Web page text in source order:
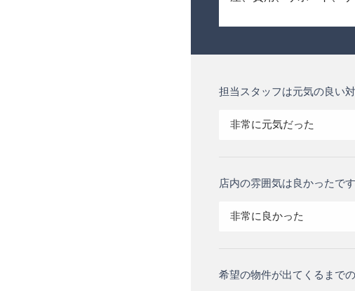
担当スタッフは元気の良い
非常に元気だった
店内の雰囲気は良かったで
非常に良かった
希望の物件が出てくるまで